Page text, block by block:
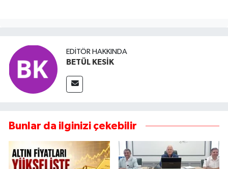
EDITÖR HAKKINDA
BETÜL KESİK
Bunlar da ilginizi çekebilir